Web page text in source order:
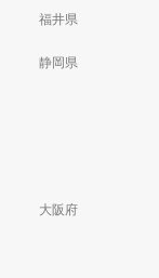
福井県
静岡県
大阪府